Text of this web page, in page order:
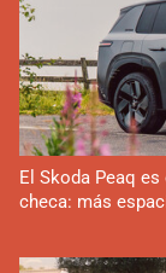
El Skoda Peaq
checa: más